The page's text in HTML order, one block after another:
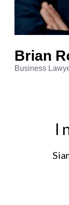
Brian
Business
I